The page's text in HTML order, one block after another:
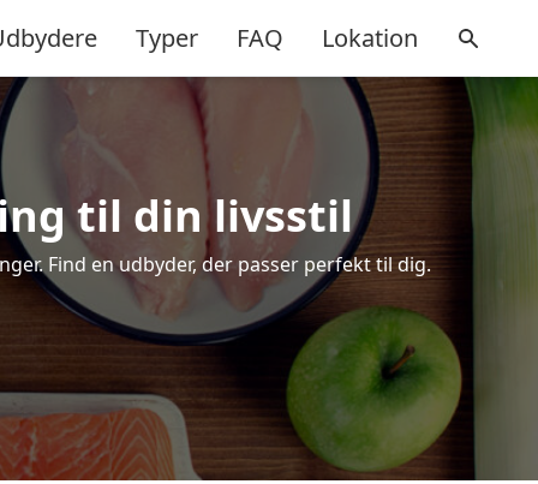
Typer FAQ Lokation
til din livsstil
Find en udbyder, der passer perfekt til dig.